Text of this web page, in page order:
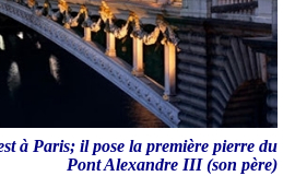
à Paris; il pose la première pierre du
Pont Alexandre III (son père)